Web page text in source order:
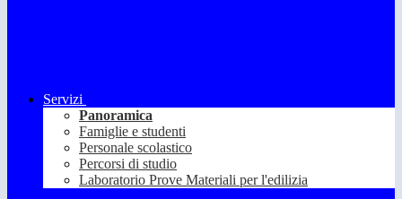
Servizi
Panoramica
Famiglie e studenti
Personale scolastico
Percorsi di studio
Laboratorio Prove Materiali per l'edilizia